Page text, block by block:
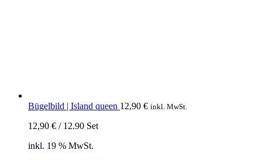
Bügelbild | Island queen 12,90 € inkl. MwSt.
12,90 € / 12.90 Set
inkl. 19 % MwSt.